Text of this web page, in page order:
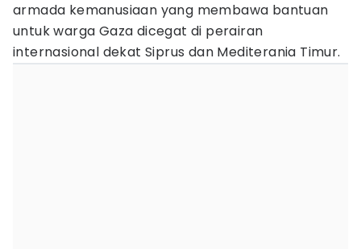
armada kemanusiaan yang membawa bantuan
untuk warga Gaza dicegat di perairan
internasional dekat Siprus dan Mediterania Timur.